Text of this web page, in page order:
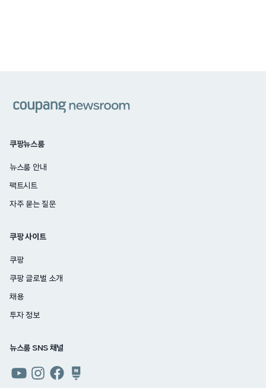
쿠팡뉴스룸
뉴스룸 안내
팩트시트
자주 묻는 질문
쿠팡 사이트
쿠팡
쿠팡 글로벌 소개
채용
투자 정보
뉴스룸 SNS 채널